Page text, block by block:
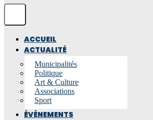
ACCUEIL
ACTUALITÉ
Municipalités
Politique
Art & Culture
Associations
Sport
ÉVÉNEMENTS